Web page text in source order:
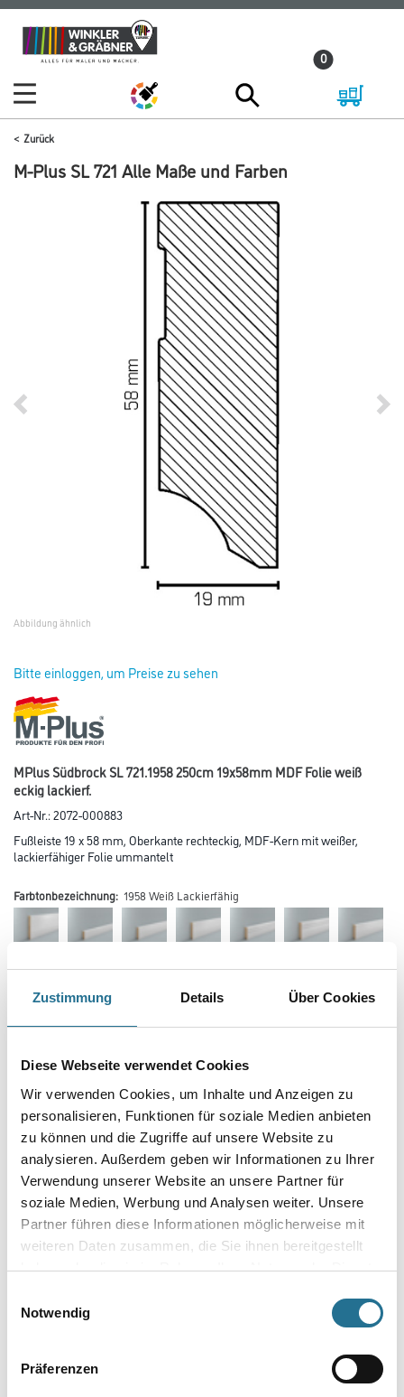
Zustimmung Details Über Cookies
Diese Webseite verwendet Cookies
Wir verwenden Cookies, um Inhalte und Anzeigen zu
personalisieren, Funktionen für soziale Medien anbieten
zu können und die Zugriffe auf unsere Website zu
analysieren. Außerdem geben wir Informationen zu Ihrer
Verwendung unserer Website an unsere Partner für
soziale Medien, Werbung und Analysen weiter. Unsere
Partner führen diese Informationen möglicherweise mit
weiteren Daten zusammen, die Sie ihnen bereitgestellt
haben oder die sie im Rahmen Ihrer Nutzung der Dienste
Notwendig
Präferenzen
Zum
Inhalt
Zum
Navigationsmenü
0
Zurück
M-Plus SL 721 Alle Maße und Farben
Abbildung ähnlich
Bitte einloggen, um Preise zu sehen
MPlus Südbrock SL 721.1958 250cm 19x58mm MDF Folie weiß
eckig lackierf.
Art-Nr.:2072-000883
Fußleiste 19 x 58 mm, Oberkante rechteckig, MDF-Kern mit weißer,
lackierfähiger Folie ummantelt
Farbtonbezeichnung: 1958 Weiß Lackierfähig
Länge in centimeter
Breite in centimeter
Gebinde
Umrechnungsfaktoren